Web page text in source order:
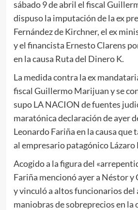
sábado 9 de abril el fiscal
dispuso la imputación de la ex
Fernández de Kirchner, el ex
y el financista Ernesto Clarens
en la causa Ruta del Dinero K.
La medida contra la ex
fiscal Guillermo Marijuan y se
supo LA NACION de fuentes
maratónica declaración de ayer
Leonardo Fariña en la causa que
al empresario patagónico Lázaro
Acogido a la figura del
Fariña mencionó ayer a Néstor
y vinculó a altos funcionarios
maniobras de sobreprecios en la